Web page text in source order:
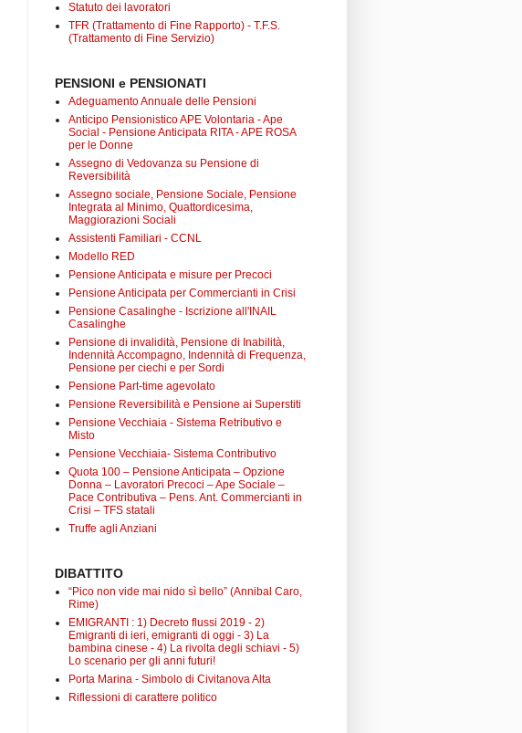
Statuto dei lavoratori
TFR (Trattamento di Fine Rapporto) - T.F.S.
(Trattamento di Fine Servizio)
PENSIONI e PENSIONATI
Adeguamento Annuale delle Pensioni
Anticipo Pensionistico APE Volontaria - Ape
Social - Pensione Anticipata RITA - APE ROSA
per le Donne
Assegno di Vedovanza su Pensione di
Reversibilità
Assegno sociale, Pensione Sociale, Pensione
Integrata al Minimo, Quattordicesima,
Maggiorazioni Sociali
Assistenti Familiari - CCNL
Modello RED
Pensione Anticipata e misure per Precoci
Pensione Anticipata per Commercianti in Crisi
Pensione Casalinghe - Iscrizione all'INAIL
Casalinghe
Pensione di invalidità, Pensione di Inabilità,
Indennità Accompagno, Indennità di Frequenza,
Pensione per ciechi e per Sordi
Pensione Part-time agevolato
Pensione Reversibilità e Pensione ai Superstiti
Pensione Vecchiaia - Sistema Retributivo e
Misto
Pensione Vecchiaia- Sistema Contributivo
Quota 100 – Pensione Anticipata – Opzione
Donna – Lavoratori Precoci – Ape Sociale –
Pace Contributiva – Pens. Ant. Commercianti in
Crisi – TFS statali
Truffe agli Anziani
DIBATTITO
“Pico non vide mai nido sì bello” (Annibal Caro,
Rime)
EMIGRANTI : 1) Decreto flussi 2019 - 2)
Emigranti di ieri, emigranti di oggi - 3) La
bambina cinese - 4) La rivolta degli schiavi - 5)
Lo scenario per gli anni futuri!
Porta Marina - Simbolo di Civitanova Alta
Riflessioni di carattere politico